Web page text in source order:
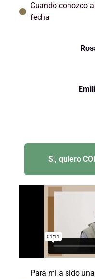
Cuando conozco
fecha
Si, quiero
Para mi a sido